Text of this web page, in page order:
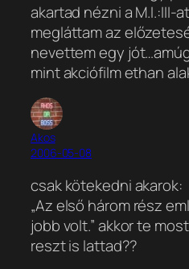
akartad nézni a M.I.:III-
megláttam az
nevettem egy
mint akciófilm ethan
Akos
2006-05-08
csak kötekedni akarok:
„Az első három rész
jobb volt.” akkor te
reszt is lattad??